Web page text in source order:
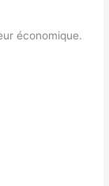
économique.